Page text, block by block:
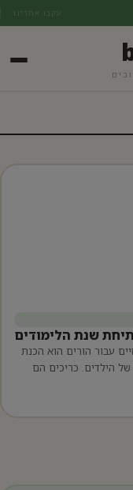
עקבו אחרינו
שנת הלימודים
עבור הורים הוא הכנת
של הילדים. כריכים הם